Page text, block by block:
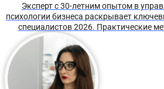
Эксперт с 30-летним опытом в
психологии бизнеса раскрывает
специалистов 2026. Практические